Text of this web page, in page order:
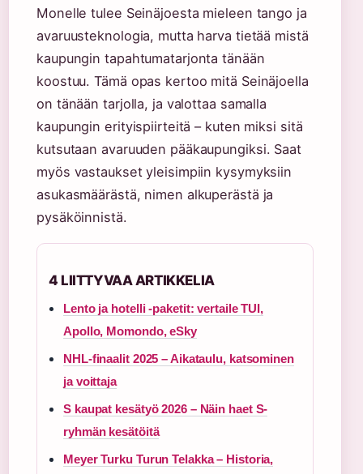
Monelle tulee Seinäjoesta mieleen tango ja
avaruusteknologia, mutta harva tietää mistä
kaupungin tapahtumatarjonta tänään
koostuu. Tämä opas kertoo mitä Seinäjoella
on tänään tarjolla, ja valottaa samalla
kaupungin erityispiirteitä – kuten miksi sitä
kutsutaan avaruuden pääkaupungiksi. Saat
myös vastaukset yleisimpiin kysymyksiin
asukasmäärästä, nimen alkuperästä ja
pysäköinnistä.
4 LIITTYVAA ARTIKKELIA
Lento ja hotelli -paketit: vertaile TUI,
Apollo, Momondo, eSky
NHL-finaalit 2025 – Aikataulu, katsominen
ja voittaja
S kaupat kesätyö 2026 – Näin haet S-
ryhmän kesätöitä
Meyer Turku Turun Telakka – Historia,